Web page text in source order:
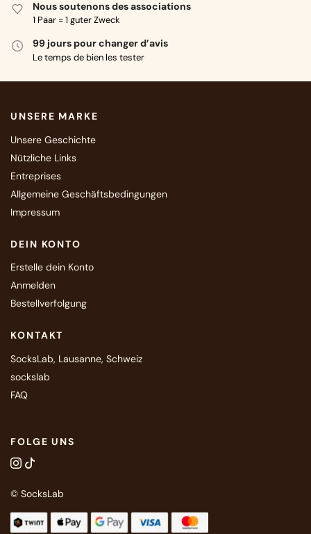
Nous soutenons des associations
1 Paar = 1 guter Zweck
99 jours pour changer d’avis
Le temps de bien les tester
UNSERE MARKE
Unsere Geschichte
Nützliche Links
Entreprises
Allgemeine Geschäftsbedingungen
Impressum
DEIN KONTO
Erstelle dein Konto
Anmelden
Bestellverfolgung
KONTAKT
SocksLab, Lausanne, Schweiz
sockslab
FAQ
FOLGE UNS
© SocksLab